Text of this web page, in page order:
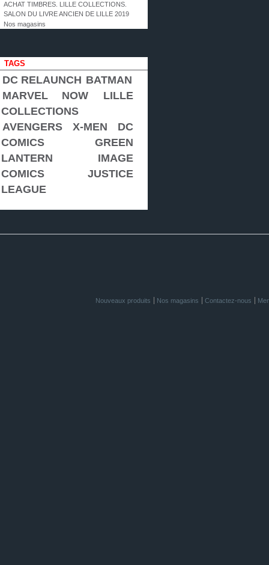
ACHAT TIMBRES. LILLE COLLECTIONS.
SALON DU LIVRE ANCIEN DE LILLE 2019
Nos magasins
TAGS
DC RELAUNCH BATMAN
MARVEL NOW
LILLE
COLLECTIONS
AVENGERS
X-MEN
DC
COMICS
GREEN
LANTERN
IMAGE
COMICS
JUSTICE
LEAGUE
Nouveaux produits Nos magasins Contactez-nous